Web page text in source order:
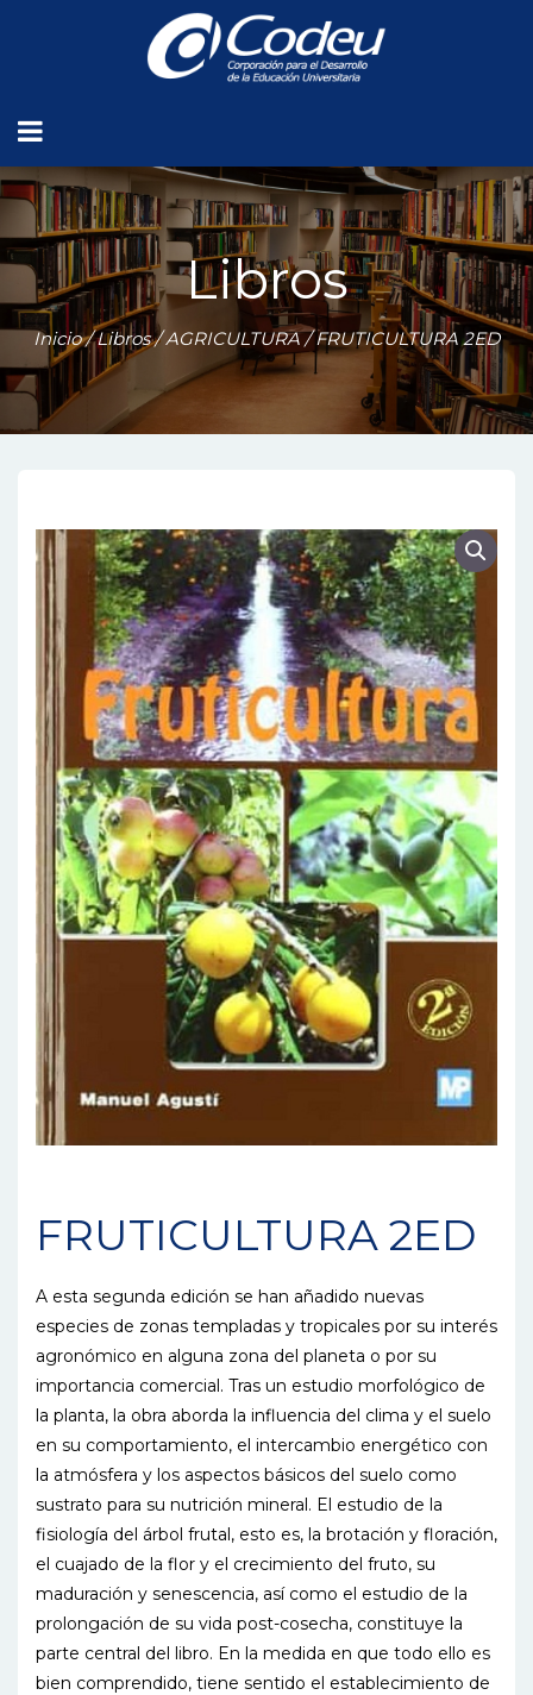
Libros
Inicio/Libros/AGRICULTURA/ FRUTICULTURA 2ED
FRUTICULTURA 2ED
A esta segunda edición se han añadido nuevas
especies de zonas templadas y tropicales por su interés
agronómico en alguna zona del planeta o por su
importancia comercial. Tras un estudio morfológico de
la planta, la obra aborda la influencia del clima y el suelo
en su comportamiento, el intercambio energético con
la atmósfera y los aspectos básicos del suelo como
sustrato para su nutrición mineral. El estudio de la
fisiología del árbol frutal, esto es, la brotación y floración,
el cuajado de la flor y el crecimiento del fruto, su
maduración y senescencia, así como el estudio de la
prolongación de su vida post-cosecha, constituye la
parte central del libro. En la medida en que todo ello es
bien comprendido, tiene sentido el establecimiento de